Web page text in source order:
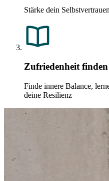
Stärke dein
Zufriedenheit finden
Finde innere Balance,
deine Resilienz